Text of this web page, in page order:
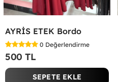
AYRİS ETEK Bordo
0 Değerlendirme
500 TL
SEPETE EKLE